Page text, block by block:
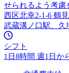
せられるよう考慮
西区北幸2-1-6 鶴
武蔵溝ノ口駅、久
シフト
1日8時間 週1日か